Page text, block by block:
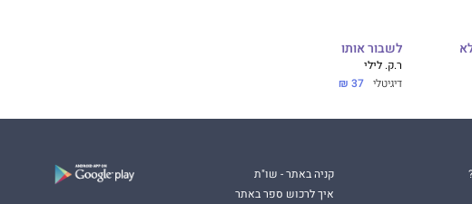
לשבור אותו
ר.ק. לילי
דיגיטלי 37 ₪
קניה באתר - שו"ת
איך לרכוש ספר באתר